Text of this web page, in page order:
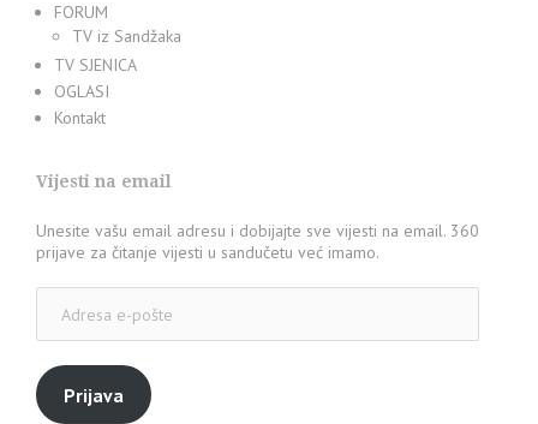
FORUM
TV iz Sandžaka
TV SJENICA
OGLASI
Kontakt
Vijesti na email
Unesite vašu email adresu i dobijajte sve vijesti na email. 360
prijave za čitanje vijesti u sandučetu već imamo.
pošte
Prijava